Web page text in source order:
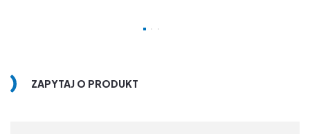
ZAPYTAJ O PRODUKT